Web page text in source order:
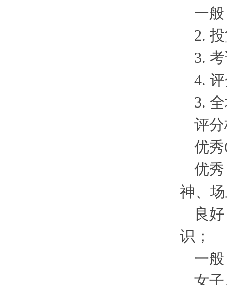
一
2.
3.
4.
3.
评
优秀
优
神、
良
识；
一
女